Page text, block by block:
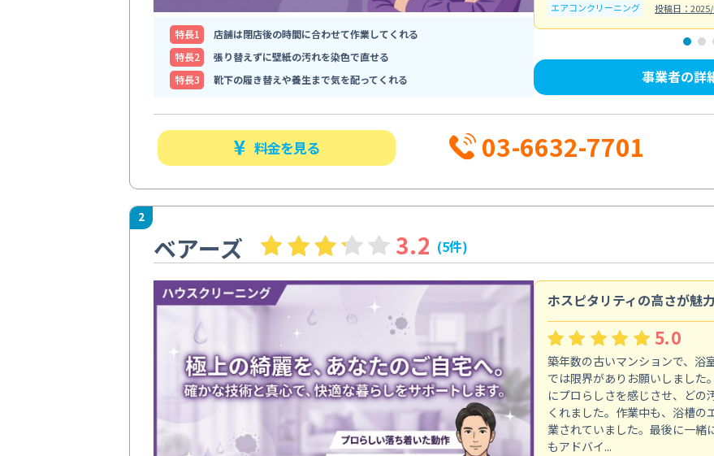
特⻑1
店舗は閉店後の時間に合わせて作業してくれる
特⻑2
張り替えずに壁紙の汚れを染色で直せる
特⻑3
靴下の履き替えや養生まで気を配ってくれる
エアコンクリーニング 投稿日：
事業者の詳
料金を見る 03-6632-7701
2
ベアーズ 3.2 (5件)
ホスピタリティの高さが魅力
5.0
築年数の古いマンションで、浴
では限界がありお願いしました
にプロらしさを感じさせ、どの
くれました。作業中も、浴槽
業されていました。最後に一緒
もアドバイ...